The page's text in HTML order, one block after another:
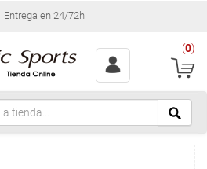
Entrega en 24/72h
(0)